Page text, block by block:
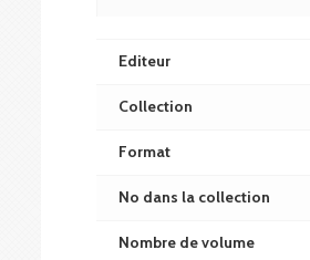
Editeur
Collection
Format
No dans la collection
Nombre de volume